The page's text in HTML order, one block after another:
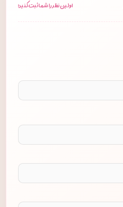
اولین نظر را شما ثبت کنید!